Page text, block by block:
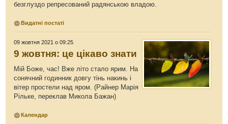
безглуздо репресований радянською владою.
Видатні постаті
09 жовтня 2021 о 09:25
9 жовтня: це цікаво знати
Мій Боже, час! Вже літо стало ярим. На
сонячний годинник довгу тінь накинь і
вітер простели над яром. (Райнер Марія
Рільке, переклав Микола Бажан)
Календар